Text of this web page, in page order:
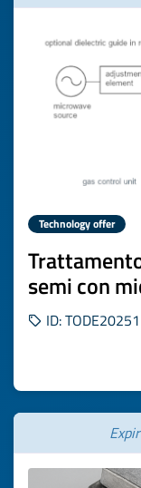
Technology offer
semi con
ID: